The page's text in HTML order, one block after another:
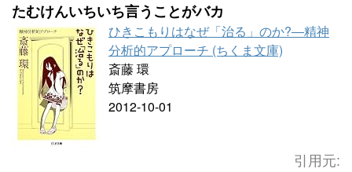
たむけんいちいち言うことがバカ
ひきこもりはなぜ「治る」のか?―精神
分析的アプローチ (ちくま文庫)
斎藤 環
筑摩書房
2012-10-01
引用元: